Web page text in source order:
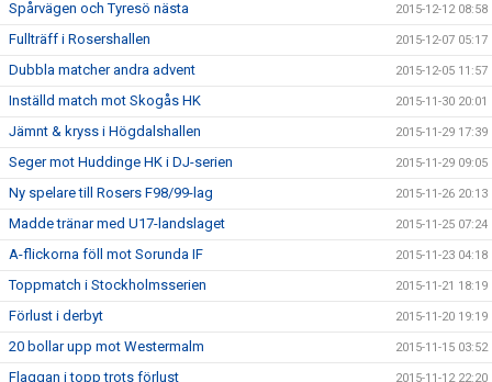
Spårvägen och Tyresö nästa 2015-12-12 08:58
Fullträff i Rosershallen 2015-12-07 05:17
Dubbla matcher andra advent 2015-12-05 11:57
Inställd match mot Skogås HK 2015-11-30 20:01
Jämnt & kryss i Högdalshallen 2015-11-29 17:39
Seger mot Huddinge HK i DJ-serien 2015-11-29 09:05
Ny spelare till Rosers F98/99-lag 2015-11-26 20:13
Madde tränar med U17-landslaget 2015-11-25 07:24
A-flickorna föll mot Sorunda IF 2015-11-23 04:18
Toppmatch i Stockholmsserien 2015-11-21 18:19
Förlust i derbyt 2015-11-20 19:19
20 bollar upp mot Westermalm 2015-11-15 03:52
Flaggan i topp trots förlust 2015-11-12 22:20